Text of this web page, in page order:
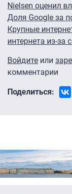
Nielsen оценил
Доля Google за
Крупные
интернета из-за
Войдите или
комментарии
Поделиться: